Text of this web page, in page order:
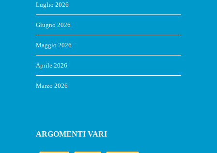
Luglio 2026
Giugno 2026
Maggio 2026
Aprile 2026
Marzo 2026
ARGOMENTI VARI